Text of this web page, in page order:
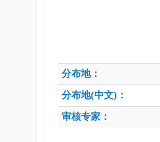
分布地：
分布地(中文)：
审核专家：